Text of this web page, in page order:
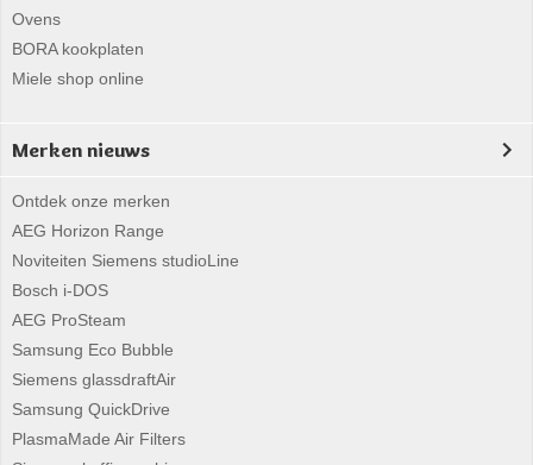
Ovens
BORA kookplaten
Miele shop online
Merken nieuws
Ontdek onze merken
AEG Horizon Range
Noviteiten Siemens studioLine
Bosch i-DOS
AEG ProSteam
Samsung Eco Bubble
Siemens glassdraftAir
Samsung QuickDrive
PlasmaMade Air Filters